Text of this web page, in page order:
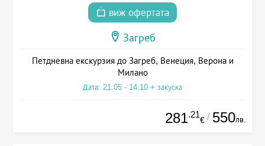
виж офертата
Загреб
Петдневна екскурзия до Загреб, Венеция, Верона и
Милано
Дата: 21.05 - 14.10 + закуска
281.21
€ / 550лв.